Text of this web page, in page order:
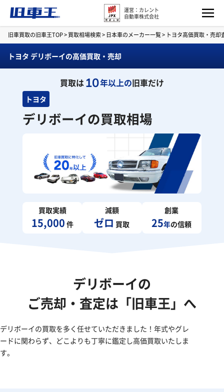
運営：カレント
自動車株式会社
旧車買取の旧車王TOP>買取相場検索> 日本車のメーカー一覧> トヨタ高価買取・売却
トヨタ デリボーイの高価買取・売却
買取は10年以上の旧車だけ
トヨタ
デリボーイの買取相場
買取実績
15,000 件
減額
ゼロ 買取
創業
25年の信頼
デリボーイの
ご売却・査定は「旧車王」へ
デリボーイの買取を多く任せていただきました！年式やグレ
ードに関わらず、どこよりも丁寧に鑑定し高価買取いたしま
す。